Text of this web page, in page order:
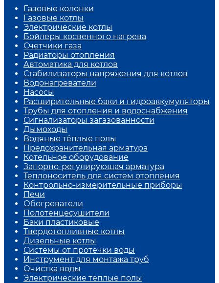
Газовые колонки
Газовые котлы
Электрические котлы
Бойлеры косвенного нагрева
Счетчики газа
Радиаторы отопления
Автоматика для котлов
Стабилизаторы напряжения для котлов
Водонагреватели
Насосы
Расширительные баки и гидроаккумуляторы
Трубы для отопления и водоснабжения
Сигнализаторы загазованности
Дымоходы
Водяные тёплые полы
Предохранительная арматура
Котельное оборудование
Запорно-регулирующая арматура
Теплоноситель для систем отопления
Контрольно-измерительные приборы
Печи
Обогреватели
Полотенцесушители
Баки пластиковые
Твердотопливные котлы
Дизельные котлы
Системы от протечки воды
Инструмент для монтажа труб
Очистка воды
Электрические теплые полы